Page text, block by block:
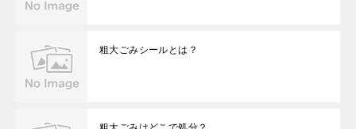
粗大ごみシールとは？